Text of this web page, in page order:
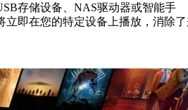
存储设备、NAS驱动器或智能手
立即在您的特定设备上播放，消除